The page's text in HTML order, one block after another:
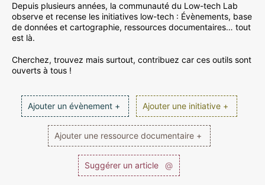
Depuis plusieurs années, la communauté du Low-tech Lab
observe et recense les initiatives low-tech : Évènements, base
de données et cartographie, ressources documentaires… tout
est là.
Cherchez, trouvez mais surtout, contribuez car ces outils sont
ouverts à tous !
Ajouter un évènement + Ajouter une initiative +
Ajouter une ressource documentaire +
Suggérer un article @